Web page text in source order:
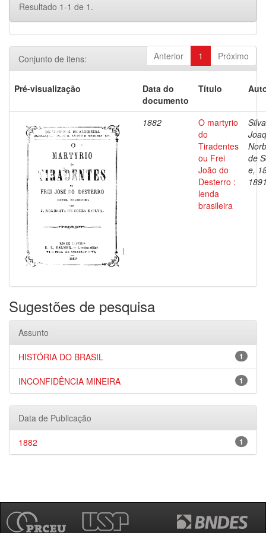
Resultado 1-1 de 1.
Anterior 1 Próximo
Conjunto de itens:
Pré-visualização
Data do
documento
Título
1882
O martyrio
do
Tiradentes
ou Frei
João do
Desterro :
lenda
brasileira
de
e,
Sugestões de pesquisa
Assunto
1
HISTÓRIA DO BRASIL
1
INCONFIDÊNCIA MINEIRA
Data de Publicação
1
1882